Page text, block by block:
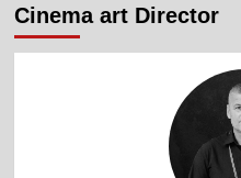
Cinema art Director